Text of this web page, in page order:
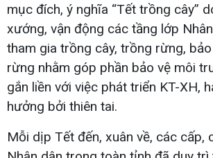
mục đích, ý nghĩa “Tết trồng cây”
xướng, vận động các tầng lớp
tham gia trồng cây, trồng rừng,
rừng nhằm góp phần bảo vệ môi
gắn liền với việc phát triển KT-XH,
hưởng bởi thiên tai.
Mỗi dịp Tết đến, xuân về, các cấp,